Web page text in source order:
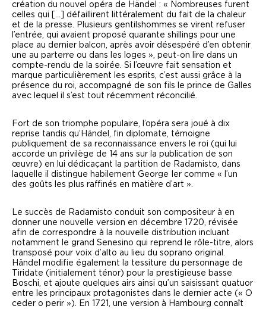
création du nouvel opéra de Händel : « Nombreuses furent
celles qui […] défaillirent littéralement du fait de la chaleur
et de la presse. Plusieurs gentilshommes se virent refuser
l’entrée, qui avaient proposé quarante shillings pour une
place au dernier balcon, après avoir désespéré d’en obtenir
une au parterre ou dans les loges », peut-on lire dans un
compte-rendu de la soirée. Si l’œuvre fait sensation et
marque particulièrement les esprits, c’est aussi grâce à la
présence du roi, accompagné de son fils le prince de Galles
avec lequel il s’est tout récemment réconcilié.
Fort de son triomphe populaire, l’opéra sera joué à dix
reprise tandis qu’Händel, fin diplomate, témoigne
publiquement de sa reconnaissance envers le roi (qui lui
accorde un privilège de 14 ans sur la publication de son
œuvre) en lui dédicaçant la partition de Radamisto, dans
laquelle il distingue habilement George I er comme « l’un
des goûts les plus raffinés en matière d’art ».
Le succès de Radamisto conduit son compositeur à en
donner une nouvelle version en décembre 1720, révisée
afin de correspondre à la nouvelle distribution incluant
notamment le grand Senesino qui reprend le rôle-titre, alors
transposé pour voix d’alto au lieu du soprano original.
Händel modifie également la tessiture du personnage de
Tiridate (initialement ténor) pour la prestigieuse basse
Boschi, et ajoute quelques airs ainsi qu’un saisissant quatuor
entre les principaux protagonistes dans le dernier acte (« O
ceder o perir » ). En 1721, une version à Hambourg connaît